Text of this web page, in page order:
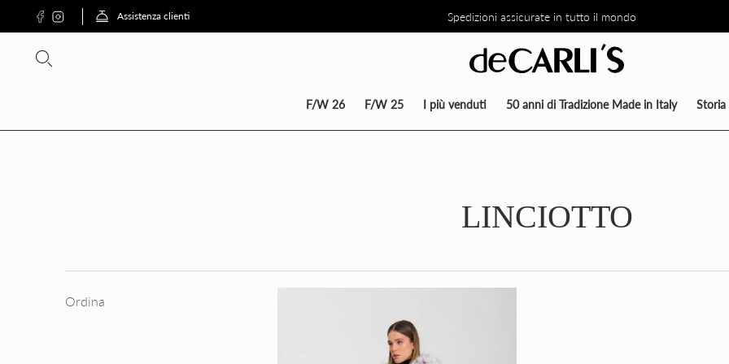
Assistenza clienti Spedizioni assicurate in tutto il mondo
SCONTO DEL 30% SU TUTTA LA COLLEZIONE DIRETTAMENTE NEL
F/W 26 F/W 25 I più venduti 50 anni di Tradizione Made in Italy Storia
LINCIOTTO
Ordina